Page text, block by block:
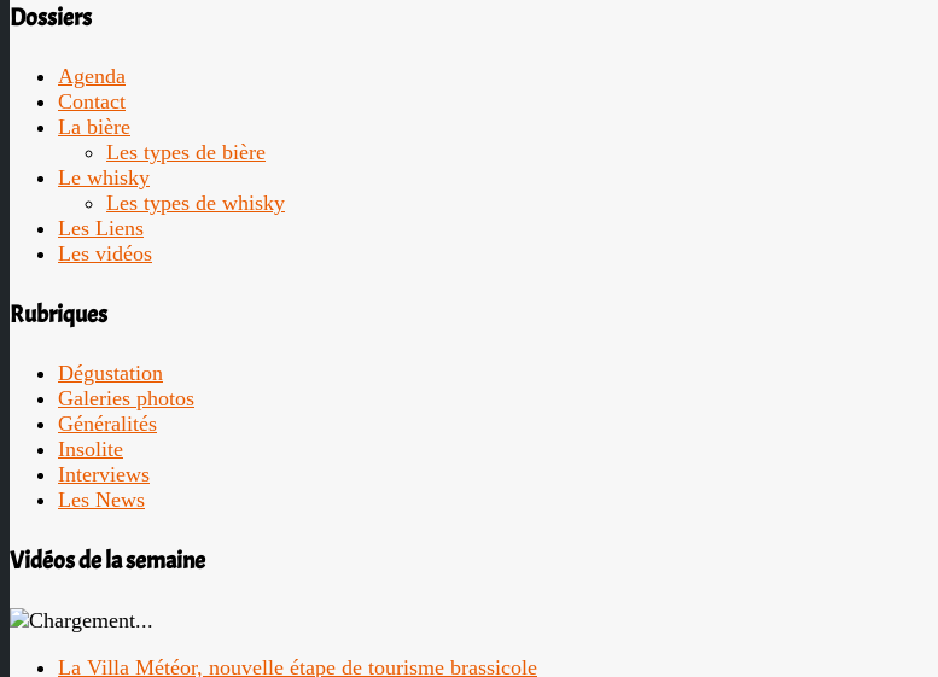
Dossiers
Agenda
Contact
La bière
Les types de bière
Le whisky
Les types de whisky
Les Liens
Les vidéos
Rubriques
Dégustation
Galeries photos
Généralités
Insolite
Interviews
Les News
Vidéos de la semaine
La Villa Météor, nouvelle étape de tourisme brassicole